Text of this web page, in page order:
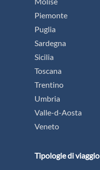
Piemonte
Puglia
Sardegna
Sicilia
Toscana
Trentino
Umbria
Valle-d-Aosta
Veneto
Tipologie di viaggio